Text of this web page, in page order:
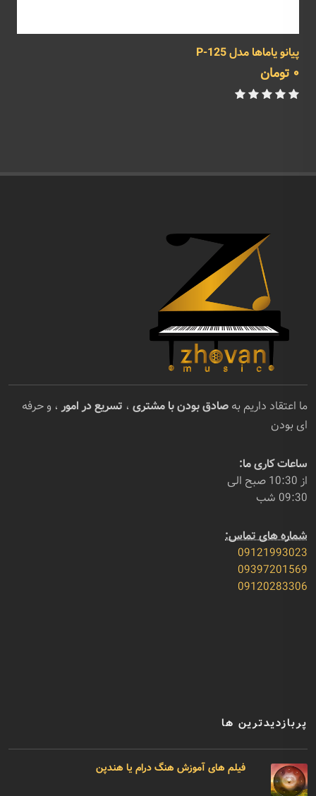
پیانو یاماها مدل P-125
0 تومان
ما اعتقاد داریم به صادق بودن با مشتری ، تسریع در امور ، و حرفه
ای بودن
ساعات کاری ما:
از 10:30 صبح الی
09:30 شب
شماره های تماس:
09121993023
09397201569
09120283306
پربازدیدترین ها
فیلم های آموزش هنگ درام یا هندپن